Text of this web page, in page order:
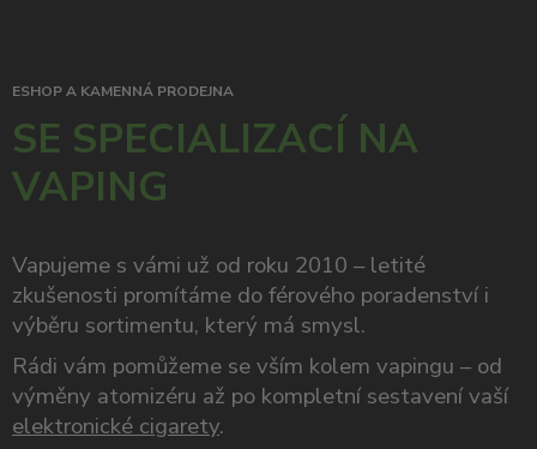
ESHOP A KAMENNÁ PRODEJNA
SE SPECIALIZACÍ NA
VAPING
Vapujeme s vámi už od roku 2010 – letité
zkušenosti promítáme do férového poradenství i
výběru sortimentu, který má smysl.
Rádi vám pomůžeme se vším kolem vapingu – od
výměny atomizéru až po kompletní sestavení vaší
elektronické cigarety.